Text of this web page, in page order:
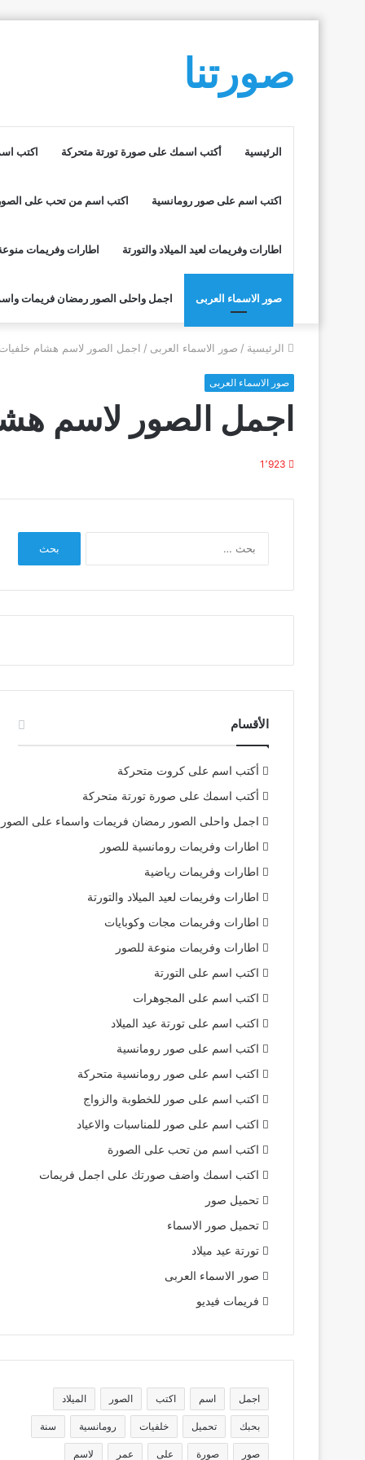
صورتنا
الرئيسية أكتب اسمك على صورة تورتة متحركة اكتب
اكتب اسم على صور رومانسية اكتب اسم من تحب على
اطارات وفريمات لعيد الميلاد والتورتة اطارات وفريمات
صور الاسماء العربى اجمل واحلى الصور رمضان فريمات
الرئيسية / صور الاسماء العربى / اجمل الصور لاسم هشام خلفيات
صور الاسماء العربى
اجمل الصور لاسم
1٬923
الأقسام
أكتب اسم على كروت متحركة
أكتب اسمك على صورة تورتة متحركة
اجمل واحلى الصور رمضان فريمات واسماء على الصور
اطارات وفريمات رومانسية للصور
اطارات وفريمات رياضية
اطارات وفريمات لعيد الميلاد والتورتة
اطارات وفريمات مجات وكوبايات
اطارات وفريمات منوعة للصور
اكتب اسم على التورتة
اكتب اسم على المجوهرات
اكتب اسم على تورتة عيد الميلاد
اكتب اسم على صور رومانسية
اكتب اسم على صور رومانسية متحركة
اكتب اسم على صور للخطوبة والزواج
اكتب اسم على صور للمناسبات والاعياد
اكتب اسم من تحب على الصورة
اكتب اسمك واضف صورتك على اجمل فريمات
تحميل صور
تحميل صور الاسماء
تورتة عيد ميلاد
صور الاسماء العربى
فريمات فيديو
اجمل اسم اكتب الصور الميلاد
بحبك تحميل خلفيات رومانسية سنة
صور صورة على عمر لاسم